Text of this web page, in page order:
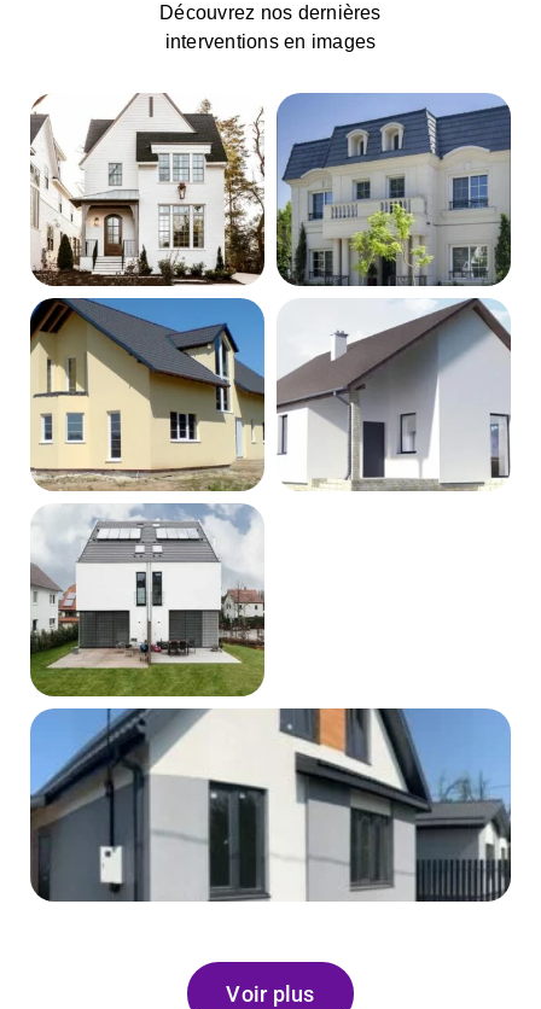
Découvrez nos dernières
interventions en images
Voir plus